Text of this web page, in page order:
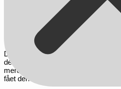
Det er ingen hemmelighed, at en
den har et positivt rygte. Du kender
mere tilbøjelig til at prøve en
fået den anbefalet fra en ven eller